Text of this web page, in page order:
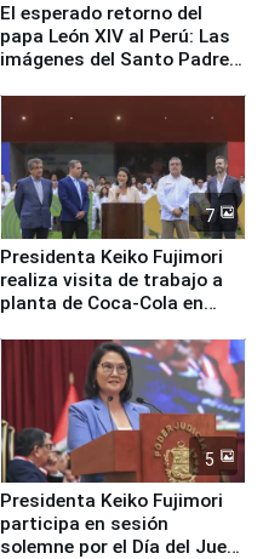
El esperado retorno del
papa León XIV al Perú: Las
imágenes del Santo Padre
7
Presidenta Keiko Fujimori
realiza visita de trabajo a
planta de Coca-Cola en
5
Presidenta Keiko Fujimori
participa en sesión
solemne por el Día del Juez